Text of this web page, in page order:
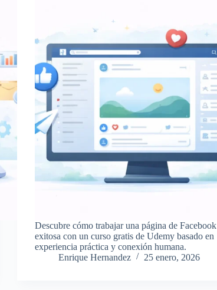
Descubre cómo trabajar una página de Facebook
exitosa con un curso gratis de Udemy basado en
experiencia práctica y conexión humana.
Enrique Hernandez
25 enero, 2026